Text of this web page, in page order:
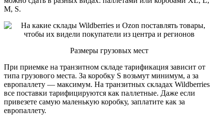
M, S.
Размеры грузовых мест
При приемке на транзитном складе тарификация зависит от
типа грузового места. За коробку S возьмут минимум, а за
европаллету — максимум. На транзитных складах Wildberries
все поставки тарифицируются как паллетные. Даже если
привезете самую маленькую коробку, заплатите как за
европаллету.